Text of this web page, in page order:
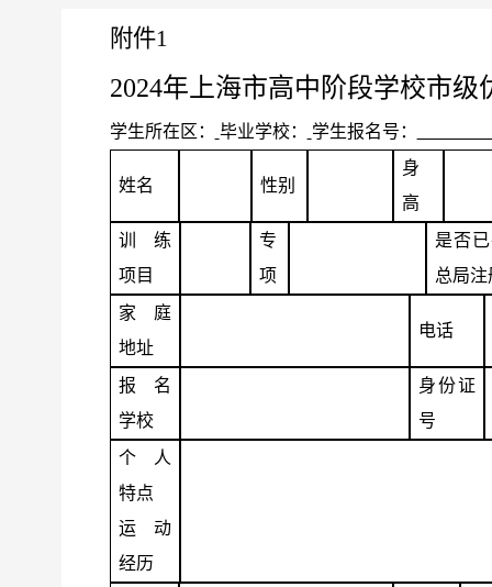
附件1
2024年上海市高中阶段学校市级
学生所在区： 毕业学校： 学生报名号：
姓名 性别
身
高
训练
项目
专
项
是否
总局注
家庭
地址
电话
报名
学校
身份证
号
个人
特点
运动
经历